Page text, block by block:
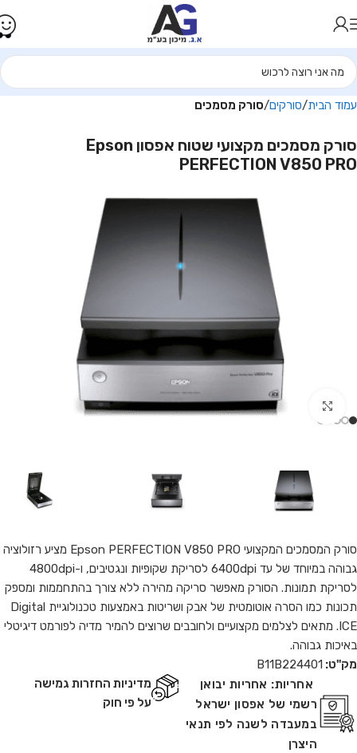
עמוד הבית סורקים סורק מסמכים
סורק מסמכים מקצועי שטוח אפסון Epson
PERFECTION V850 PRO
Click to enlarge
סורק המסמכים המקצועי Epson PERFECTION V850 PRO מציע רזולוציה
גבוהה במיוחד של עד 6400dpi לסריקת שקופיות ונגטיבים, ו-4800dpi
לסריקת תמונות. הסורק מאפשר סריקה מהירה ללא צורך בהתחממות ומספק
תכונות כמו הסרה אוטומטית של אבק ושריטות באמצעות טכנולוגיית Digital
ICE. מתאים לצלמים מקצועיים ולחובבים שרוצים להמיר מדיה לפורמט דיגיטלי
באיכות גבוהה.
מק"ט: B11B224401
אחריות: אחריות יבואן
רשמי של אפסון ישראל
במעבדה לשנה לפי תנאי
היצרן
מדיניות החזרות גמישה
על פי חוק